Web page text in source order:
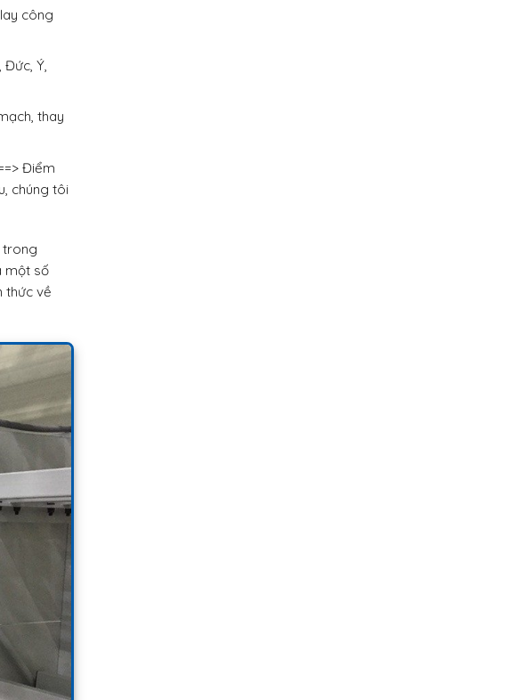
công
Ý,
thay
Điểm
chúng tôi
trong
một số
thức về